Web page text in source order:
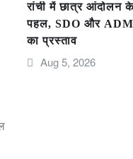
रांची में छात्र आंदोलन
पहल, SDO और ADM
का प्रस्ताव
Aug 5, 2026